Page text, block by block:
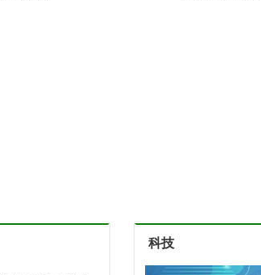
科技